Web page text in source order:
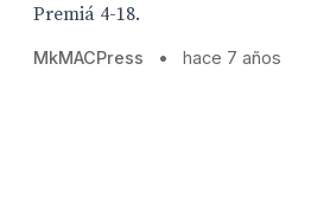
Premiá 4-18.
MkMACPress • hace 7 años